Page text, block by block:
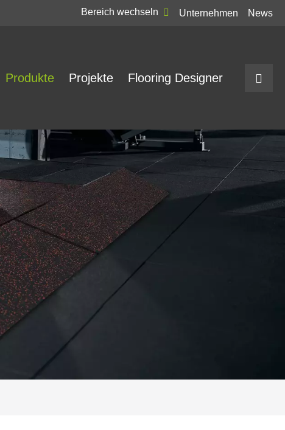
Bereich wechseln Unternehmen News
Produkte Projekte Flooring Designer